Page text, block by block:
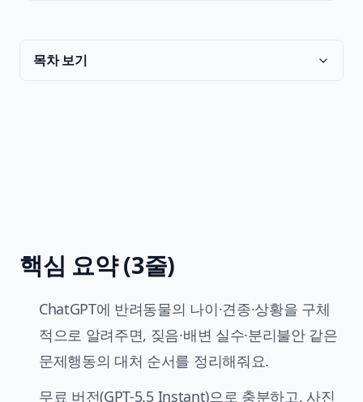
목차 보기
핵심 요약 (3줄)
ChatGPT에 반려동물의 나이·견종·상황을 구체
적으로 알려주면, 짖음·배변 실수·분리불안 같은
문제행동의 대처 순서를 정리해줘요.
무료 버전(GPT-5.5 Instant)으로 충분하고, 사진